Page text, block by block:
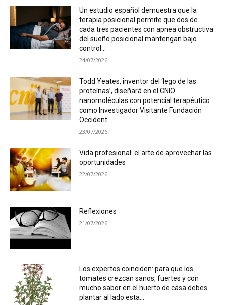
Un estudio español demuestra que la
terapia posicional permite que dos de
cada tres pacientes con apnea obstructiva
del sueño posicional mantengan bajo
control...
24/07/2026
Todd Yeates, inventor del ‘lego de las
proteínas’, diseñará en el CNIO
nanomoléculas con potencial terapéutico
como Investigador Visitante Fundación
Occident
23/07/2026
Vida profesional: el arte de aprovechar las
oportunidades
22/07/2026
Reflexiones
21/07/2026
Los expertos coinciden: para que los
tomates crezcan sanos, fuertes y con
mucho sabor en el huerto de casa debes
plantar al lado esta...